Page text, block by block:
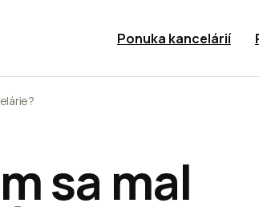
Ponuka kancelárií
sa mal